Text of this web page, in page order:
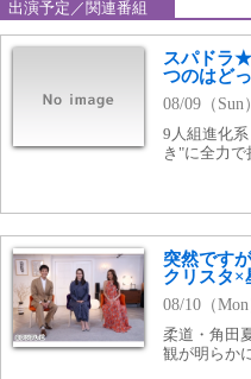
出演予定／関連番組
スパドラ
つのはど
08/09（Sun
9人組進化
き"に全力
突然です
クリスタ×
08/10（
柔道・角田
観が明らか